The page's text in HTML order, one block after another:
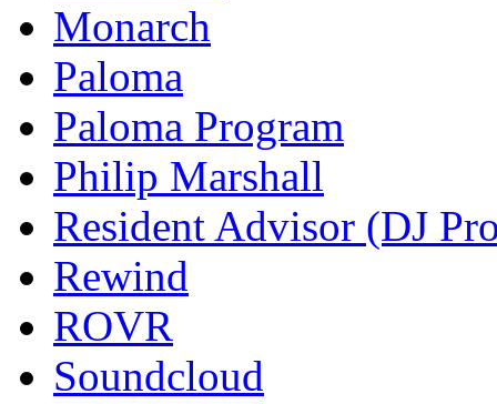
Monarch
Paloma
Paloma Program
Philip Marshall
Resident Advisor (DJ
Rewind
ROVR
Soundcloud